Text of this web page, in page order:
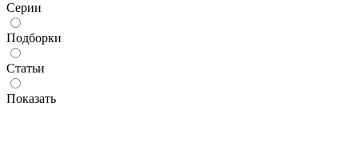
Серии
Подборки
Статьи
Показать